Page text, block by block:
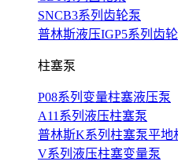
SNCB3系列齿轮泵
普林斯液压IGP5系列齿
柱塞泵
P08系列变量柱塞液压泵
A11系列液压柱塞泵
普林斯K系列柱塞泵平地
V系列液压柱塞变量泵